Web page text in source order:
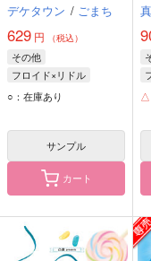
デケタウン / ごまち
629 円 （税込）
その他
フロイド×リドル
フロイド・リーチ
○：在庫あり
サンプル
カート
△